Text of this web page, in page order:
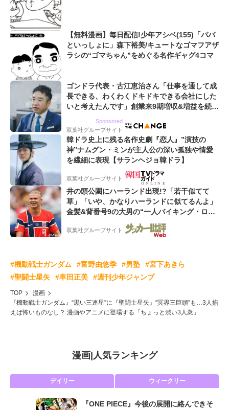
【無料漫画】毎日配信!少年アシベ(155)「パパ
といっしょに」森下裕美/キュートなゴマフアザ
ラシの“ゴマちゃん”をめぐる名作ギャグ4コマ
ゴンドラ代表・古江恵治さん「仕事を通して成
長できる、わくわくドキドキできる会社にした
いと考えたんです」創業来9期増収&増益を続け
Sponsored
双葉社グループサイト
韓ドラ史上に残る名作史劇『恋人』”演技の
神”ナムグン・ミンが主人公の深い孤独や情愛
を繊細に表現【サランヘジョ韓ドラ】
双葉社グループサイト
井の頭公園にハーランド出現!?「若干似てて
草」「いや、かなりハーランドに似てるんよ」
金髪&背番号9の大男の“一人バイキング・ロ
ー”映像が話題!「元気をもらった」
双葉社グループサイト
#機動戦士ガンダム #富野由悠季 #男塾
#宮下あきら
#聖闘士星矢
#車田正美 #週刊少年ジャンプ
TOP
漫画
『機動戦士ガンダム』“黒い三連星”に『聖闘士星矢』“冥界三巨頭”も…3人揃
えば怖いものなし？ 漫画やアニメに登場する「ちょっと渋い3人衆」
漫画| 人気ランキング
デイリー ウィークリー
『ONE PIECE』今後の展開に絡んできそ